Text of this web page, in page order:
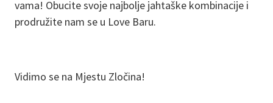
vama! Obucite svoje najbolje jahtaške kombinacije i
prodružite nam se u Love Baru.
Vidimo se na Mjestu Zločina!